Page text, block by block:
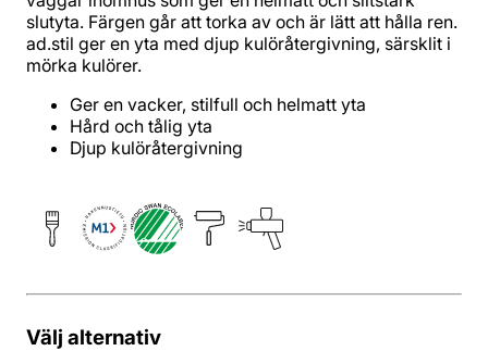
slutyta. Färgen går att torka av och är lätt att hålla ren.
ad.stil ger en yta med djup kulöråtergivning, särsklit i
mörka kulörer.
Ger en vacker, stilfull och helmatt yta
Hård och tålig yta
Djup kulöråtergivning
Välj alternativ